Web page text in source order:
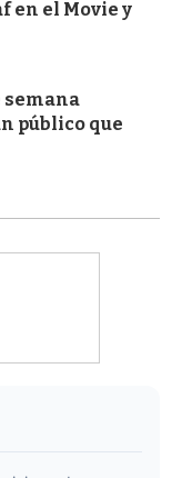
en el Movie y
semana
público que